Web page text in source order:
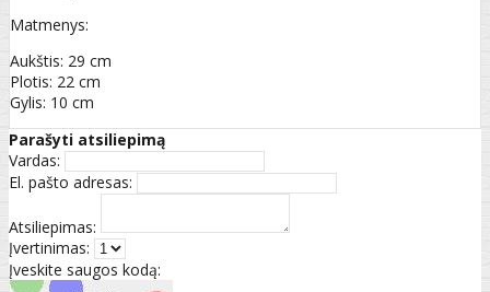
Matmenys:
Aukštis: 29 cm
Plotis: 22 cm
Gylis: 10 cm
Parašyti atsiliepimą
Vardas:
El. pašto adresas:
Atsiliepimas:
Įvertinimas:
Įveskite saugos kodą: